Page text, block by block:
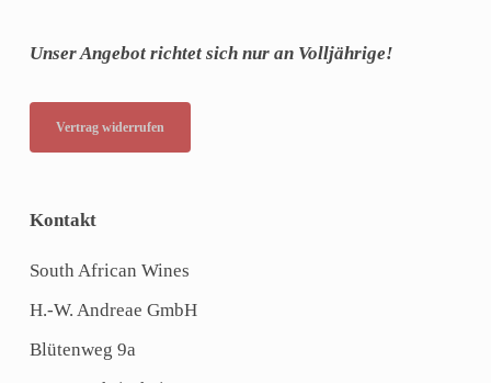
Unser Angebot richtet sich nur an Volljährige!
Vertrag widerrufen
Kontakt
South African Wines
H.-W. Andreae GmbH
Blütenweg 9a